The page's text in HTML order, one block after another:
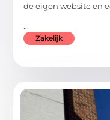
de eigen website en
...
Zakelijk